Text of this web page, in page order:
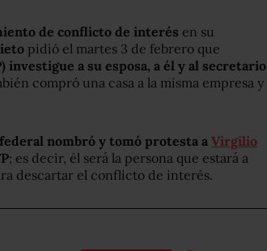
de conflicto de interés en su
pidió el martes 3 de febrero que
investigue a su esposa, a él y al secretario
compró una casa a la misma empresa y
nombró y tomó protesta aVirgilio
; es decir, él será la persona que estará a
descartar el conflicto de interés.